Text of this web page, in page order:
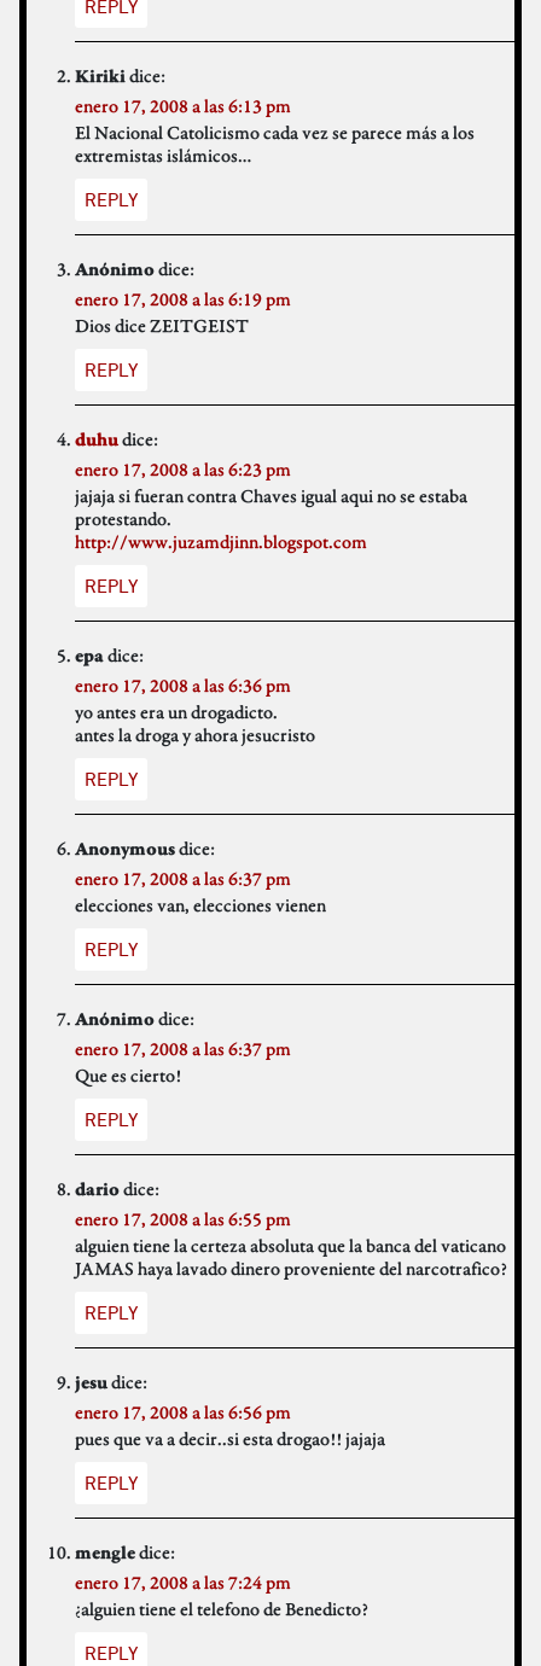
REPLY
Kirikidice:
enero 17, 2008 a las 6:13 pm
El Nacional Catolicismo cada vez se parece más a los
extremistas islámicos…
REPLY
Anónimodice:
enero 17, 2008 a las 6:19 pm
Dios dice ZEITGEIST
REPLY
duhudice:
enero 17, 2008 a las 6:23 pm
jajaja si fueran contra Chaves igual aqui no se estaba
protestando.
http://www.juzamdjinn.blogspot.com
REPLY
epadice:
enero 17, 2008 a las 6:36 pm
yo antes era un drogadicto.
antes la droga y ahora jesucristo
REPLY
Anonymousdice:
enero 17, 2008 a las 6:37 pm
elecciones van, elecciones vienen
REPLY
Anónimodice:
enero 17, 2008 a las 6:37 pm
Que es cierto!
REPLY
dariodice:
enero 17, 2008 a las 6:55 pm
alguien tiene la certeza absoluta que la banca del vaticano
JAMAS haya lavado dinero proveniente del narcotrafico?
REPLY
jesudice:
enero 17, 2008 a las 6:56 pm
pues que va a decir..si esta drogao!! jajaja
REPLY
mengledice:
enero 17, 2008 a las 7:24 pm
¿alguien tiene el telefono de Benedicto?
REPLY